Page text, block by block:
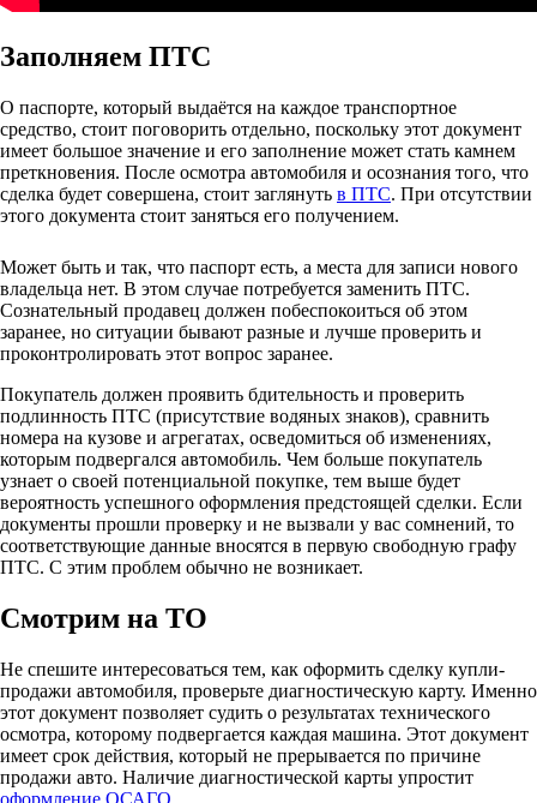
Заполняем ПТС
О паспорте, который выдаётся на каждое транспортное
средство, стоит поговорить отдельно, поскольку этот документ
имеет большое значение и его заполнение может стать камнем
преткновения. После осмотра автомобиля и осознания того, что
сделка будет совершена, стоит заглянуть в ПТС. При отсутствии
этого документа стоит заняться его получением.
Может быть и так, что паспорт есть, а места для записи нового
владельца нет. В этом случае потребуется заменить ПТС.
Сознательный продавец должен побеспокоиться об этом
заранее, но ситуации бывают разные и лучше проверить и
проконтролировать этот вопрос заранее.
Покупатель должен проявить бдительность и проверить
подлинность ПТС (присутствие водяных знаков), сравнить
номера на кузове и агрегатах, осведомиться об изменениях,
которым подвергался автомобиль. Чем больше покупатель
узнает о своей потенциальной покупке, тем выше будет
вероятность успешного оформления предстоящей сделки. Если
документы прошли проверку и не вызвали у вас сомнений, то
соответствующие данные вносятся в первую свободную графу
ПТС. С этим проблем обычно не возникает.
Смотрим на ТО
Не спешите интересоваться тем, как оформить сделку купли-
продажи автомобиля, проверьте диагностическую карту. Именно
этот документ позволяет судить о результатах технического
осмотра, которому подвергается каждая машина. Этот документ
имеет срок действия, который не прерывается по причине
продажи авто. Наличие диагностической карты упростит
оформление ОСАГО